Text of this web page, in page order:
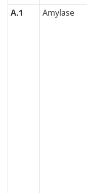
A.1 Amylase